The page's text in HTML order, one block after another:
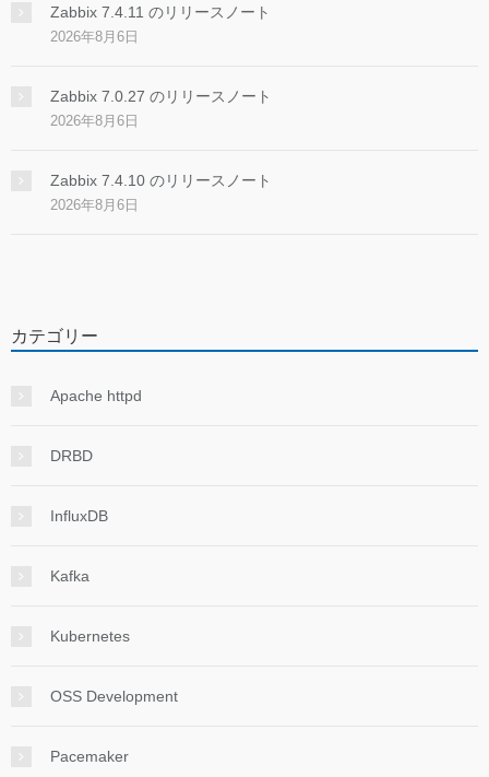
Zabbix 7.4.11 のリリースノート
2026年8月6日
Zabbix 7.0.27 のリリースノート
2026年8月6日
Zabbix 7.4.10 のリリースノート
2026年8月6日
カテゴリー
Apache httpd
DRBD
InfluxDB
Kafka
Kubernetes
OSS Development
Pacemaker